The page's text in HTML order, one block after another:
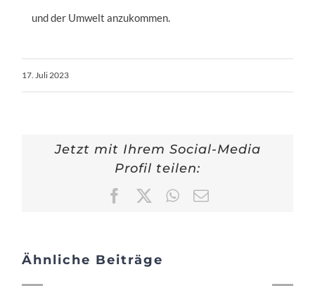
und der Umwelt anzukommen.
17. Juli 2023
Jetzt mit Ihrem Social-Media
Profil teilen:
FacebookWhatsApp
E-
Ähnliche Beiträge